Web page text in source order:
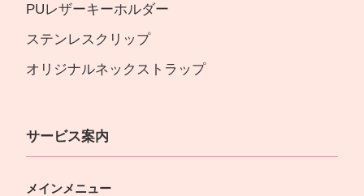
PUレザーキーホルダー
ステンレスクリップ
オリジナルネックストラップ
サービス案内
メインメニュー